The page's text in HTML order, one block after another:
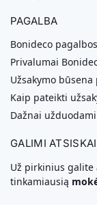
PAGALBA
Bonideco
Privalumai
Užsakymo
Kaip pateikti
Dažnai
GALIMI
Už pirkinius galite
tinkamiausią